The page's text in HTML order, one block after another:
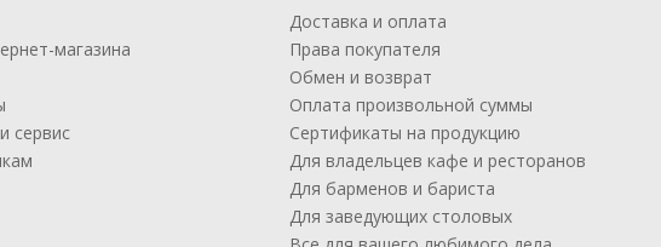
магазина
сервис
Доставка и оплата
Права покупателя
Обмен и возврат
Оплата произвольной суммы
Сертификаты на продукцию
Для владельцев кафе и ресторанов
Для барменов и бариста
Для заведующих столовых